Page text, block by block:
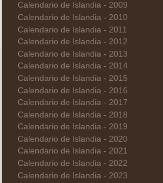
Calendario de Islandia - 2009
Calendario de Islandia - 2010
Calendario de Islandia - 2011
Calendario de Islandia - 2012
Calendario de Islandia - 2013
Calendario de Islandia - 2014
Calendario de Islandia - 2015
Calendario de Islandia - 2016
Calendario de Islandia - 2017
Calendario de Islandia - 2018
Calendario de Islandia - 2019
Calendario de Islandia - 2020
Calendario de Islandia - 2021
Calendario de Islandia - 2022
Calendario de Islandia - 2023